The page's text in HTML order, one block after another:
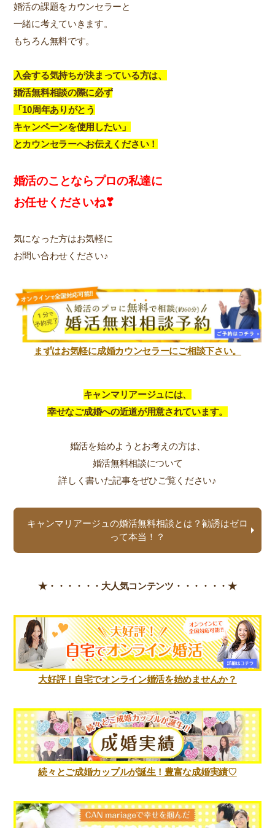
婚活の課題をカウンセラーと
一緒に考えていきます。
もちろん無料です。
入会する気持ちが決まっている方は、
婚活無料相談の際に必ず
「10周年ありがとう
キャンペーンを使用したい」
とカウンセラーへお伝えください！
婚活のことならプロの私達に
お任せくださいね❣
気になった方はお気軽に
お問い合わせください♪
まずはお気軽に成婚カウンセラーにご相談下さい。
キャンマリアージュには、
幸せなご成婚への近道が用意されています。
婚活を始めようとお考えの方は、
婚活無料相談について
詳しく書いた記事をぜひご覧ください♪
キャンマリアージュの婚活無料相談とは？勧誘はゼロ
って本当！？
★・・・・・・ 大人気コンテンツ・・・・・・★
大好評！自宅でオンライン婚活を始めませんか？
続々とご成婚カップルが誕生！豊富な成婚実績♡